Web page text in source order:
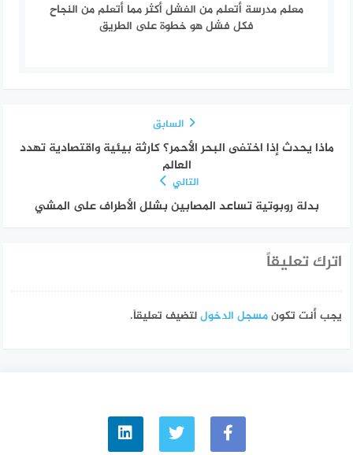
معلم مدرسة أتعلم من الفشل أكثر مما أتعلم من النجاح
فكل فشل هو خطوة على الطريق
السابق
ماذا يحدث إذا اختفى البحر الأحمر؟ كارثة بيئية واقتصادية تهدد
العالم
التالي
بدلة روبوتية تساعد المصابين بشلل الأطراف على المشي
اترك تعليقاً
يجب أنت تكونمسجل الدخوللتضيف تعليقاً.